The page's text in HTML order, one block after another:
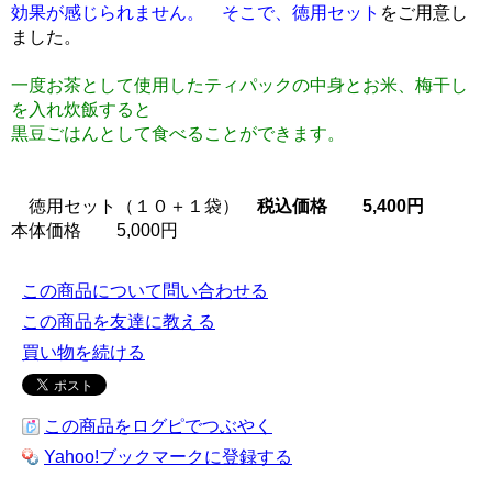
効果が感じられません。 そこで、徳用セット をご用意し
ました。
一度お茶として使用したティパックの中身とお米、梅干し
を入れ炊飯すると
黒豆ごはんとして食べることができます。
徳用セット（１０＋１袋） 税込価格 5,400円
本体価格 5,000円
この商品について問い合わせる
この商品を友達に教える
買い物を続ける
この商品をログピでつぶやく
Yahoo!ブックマークに登録する